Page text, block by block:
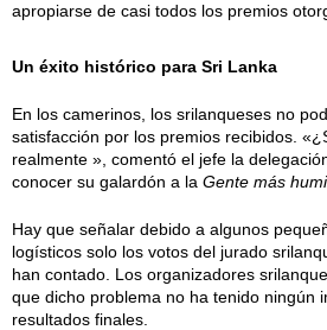
apropiarse de casi todos los premios
Un éxito histórico para Sri Lanka
En los camerinos, los srilanqueses no
satisfacción por los premios recibidos.
realmente », comentó el jefe la
conocer su galardón a la Gente más
Hay que señalar debido a algunos
logísticos solo los votos del jurado
han contado. Los organizadores
que dicho problema no ha tenido ningún
resultados finales.